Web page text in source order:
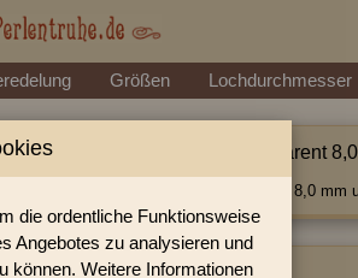
Größen Lochdurchmesser
Glasperlen facettiert transparent
Glasperlen facettiert transparent 8,0 mm
die ordentliche Funktionsweise
Angebotes zu analysieren und
können. Weitere Informationen